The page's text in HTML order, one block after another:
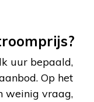
uur bepaald,
Op het
weinig vraag,